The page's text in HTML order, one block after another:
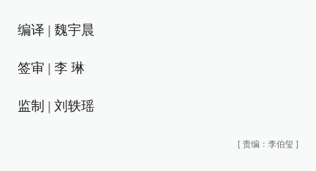
编译 | 魏宇晨
签审 | 李 琳
监制 | 刘轶瑶
[ 责编：李伯玺 ]